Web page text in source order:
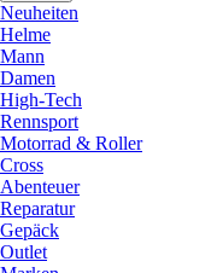
Neuheiten
Helme
Mann
Damen
High-Tech
Rennsport
Motorrad & Roller
Cross
Abenteuer
Reparatur
Gepäck
Outlet